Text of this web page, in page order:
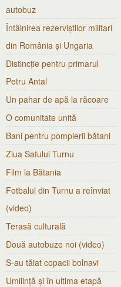
autobuz
Întâlnirea rezerviștilor militari
din România și Ungaria
Distincție pentru primarul
Petru Antal
Un pahar de apă la răcoare
O comunitate unită
Bani pentru pompierii bătani
Ziua Satului Turnu
Film la Bătania
Fotbalul din Turnu a reînviat
(video)
Terasă culturală
Două autobuze noi (video)
S-au tăiat copacii bolnavi
Umilință și în ultima etapă